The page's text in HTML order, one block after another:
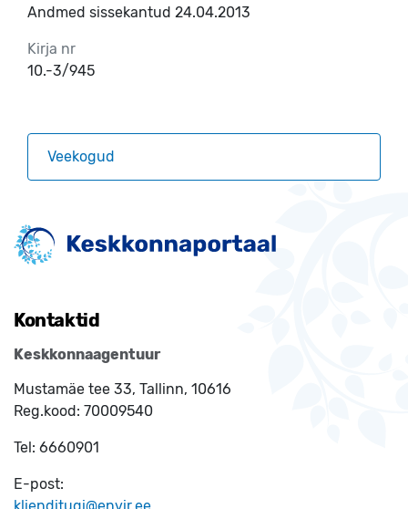
Andmed sissekantud 24.04.2013
Kirja nr
10.-3/945
Veekogud
Kontaktid
Keskkonnaagentuur
Mustamäe tee 33, Tallinn, 10616
Reg.kood: 70009540
Tel: 6660901
E-post: